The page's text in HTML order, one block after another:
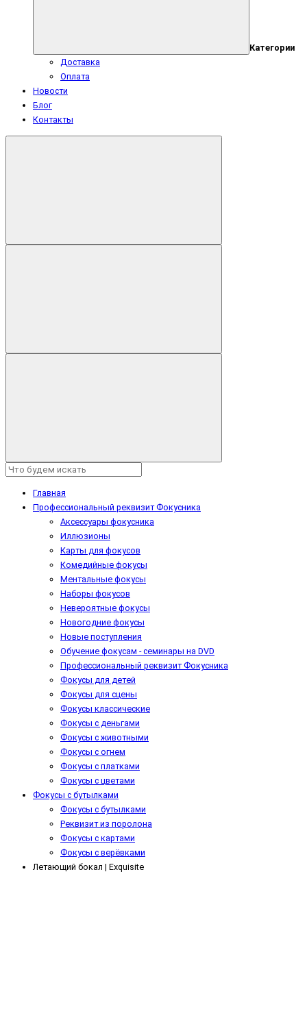
Категории
Доставка
Оплата
Новости
Блог
Контакты
Главная
Профессиональный реквизит Фокусника
Аксессуары фокусника
Иллюзионы
Карты для фокусов
Комедийные фокусы
Ментальные фокусы
Наборы фокусов
Невероятные фокусы
Новогодние фокусы
Новые поступления
Обучение фокусам - cеминары на DVD
Профессиональный реквизит Фокусника
Фокусы для детей
Фокусы для сцены
Фокусы классические
Фокусы с деньгами
Фокусы с животными
Фокусы с огнем
Фокусы с платками
Фокусы с цветами
Фокусы с бутылками
Фокусы с бутылками
Реквизит из поролона
Фокусы с картами
Фокусы с верёвками
Летающий бокал | Exquisite